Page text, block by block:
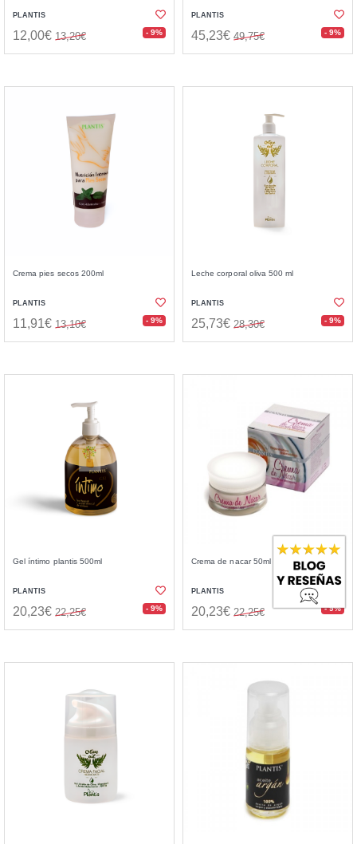
PLANTIS
12,00€ 13,20€ - 9%
PLANTIS
45,23€ 49,75€ - 9%
Crema pies secos 200ml
PLANTIS
11,91€ 13,10€ - 9%
Leche corporal oliva 500 ml
PLANTIS
25,73€ 28,30€ - 9%
Gel íntimo plantis 500ml
PLANTIS
20,23€ 22,25€ - 9%
Crema de nacar 50ml
PLANTIS
20,23€ 22,25€ - 9%